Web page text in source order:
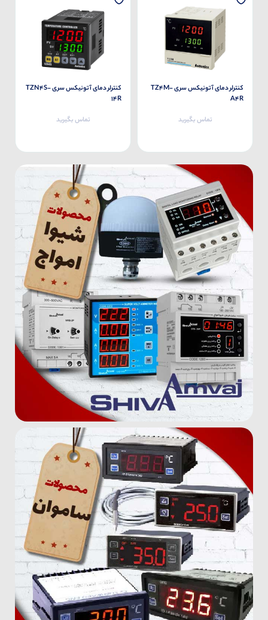
کنترلر دمای آتونیکس سری TZ4M-
A4R
تماس بگیرید
کنترلر دمای آتونیکس سری TZN4S-
14R
تماس بگیرید